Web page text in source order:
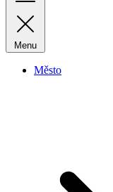
Menu
Město